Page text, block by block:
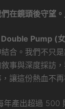
在鏡頭後守望。
Double Pump (
合。我們不只
事與深度採訪
讓這份熱血不再
年產出超過 500